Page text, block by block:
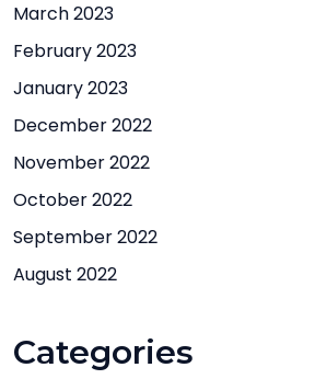
March 2023
February 2023
January 2023
December 2022
November 2022
October 2022
September 2022
August 2022
Categories